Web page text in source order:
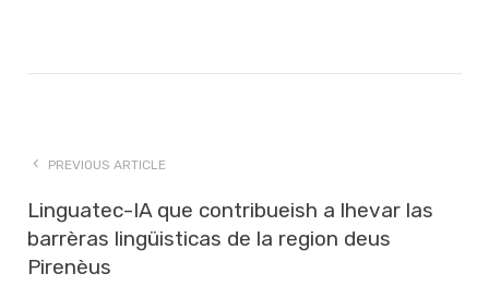
PREVIOUS ARTICLE
Linguatec-IA que contribueish a lhevar las
barrèras lingüisticas de la region deus
Pirenèus